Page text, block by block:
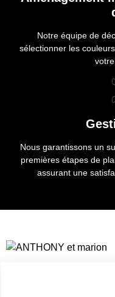
Notre équipe de
sélectionner les
Nous garantissons un
premières étapes de
assurant une